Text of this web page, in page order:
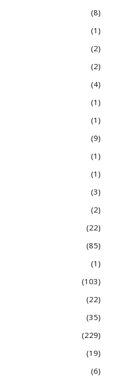
8
1
2
2
4
1
1
9
1
1
3
2
22
85
1
103
22
35
229
19
6